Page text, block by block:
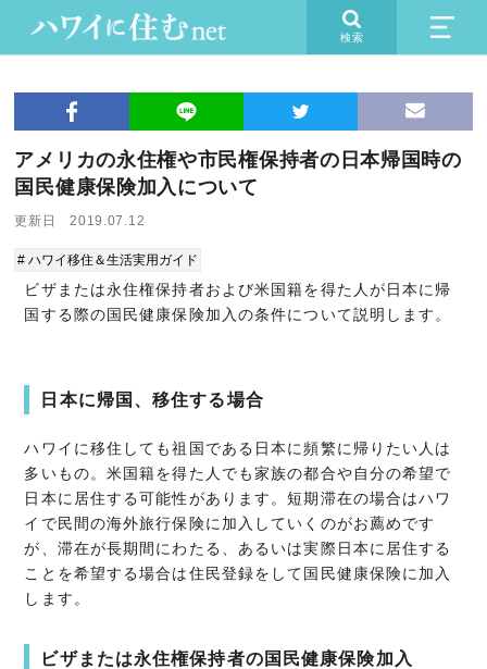
検索
アメリカの永住権や市民権保持者の日本帰国時の
国民健康保険加入について
更新日 2019.07.12
# ハワイ移住＆生活実用ガイド
ビザまたは永住権保持者および米国籍を得た人が日本に帰
国する際の国民健康保険加入の条件について説明します。
日本に帰国、移住する場合
ハワイに移住しても祖国である日本に頻繁に帰りたい人は
多いもの。米国籍を得た人でも家族の都合や自分の希望で
日本に居住する可能性があります。短期滞在の場合はハワ
イで民間の海外旅行保険に加入していくのがお薦めです
が、滞在が長期間にわたる、あるいは実際日本に居住する
ことを希望する場合は住民登録をして国民健康保険に加入
します。
ビザまたは永住権保持者の国民健康保険加入